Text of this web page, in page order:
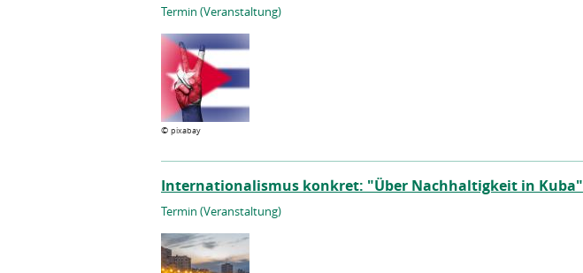
Termin (Veranstaltung)
© pixabay
Internationalismus konkret: "Über Nachhaltigkeit in Kuba"
Termin (Veranstaltung)